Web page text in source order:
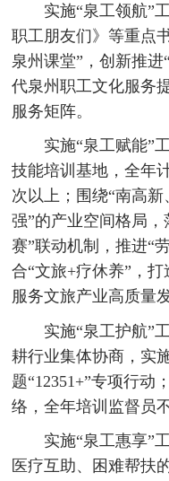
实施“泉工领航”
职工朋友们》等重点
泉州课堂”，创新推
代泉州职工文化服务
服务矩阵。
实施“泉工赋能”
技能培训基地，全年
次以上；围绕“南高
强”的产业空间格局
赛”联动机制，推进“
合“文旅+疗休养”，打
服务文旅产业高质量
实施“泉工护航”
耕行业集体协商，实
题“12351+”专项行动
络，全年培训监督员
实施“泉工惠享”
医疗互助、困难帮扶